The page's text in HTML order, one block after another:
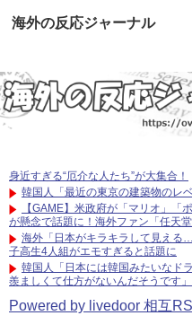
海外の反応ジャーナル
身近すぎる“厄介な人たち”が大集合！
韓国人「最近の東京の建築物のレ
【GAME】米政府が「マリオ」「
が懸念で話題に！海外ファン「任天
海外「日本がキラキラして見える
子高生4人組がエモすぎると話題に
韓国人「日本には韓国みたいなド
羨ましくて仕方がないんだそうです」
Powered by livedoor 相互